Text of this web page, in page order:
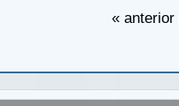
« anterior